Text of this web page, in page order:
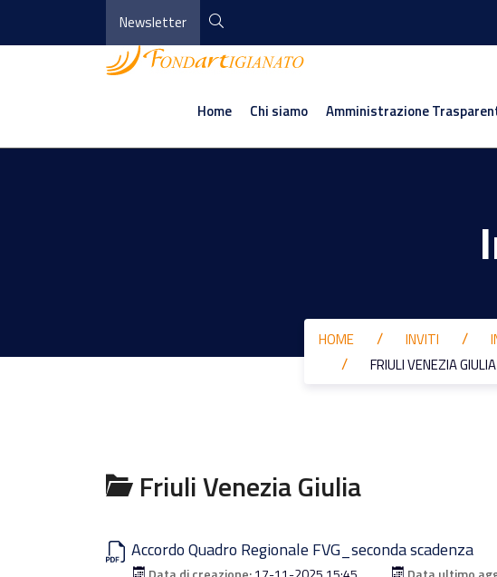
Newsletter
Home Chi siamo Amministrazione
HOME INVITI
FRIULI VENEZIA GIULIA
Friuli Venezia Giulia
Accordo Quadro Regionale FVG_seconda scadenza